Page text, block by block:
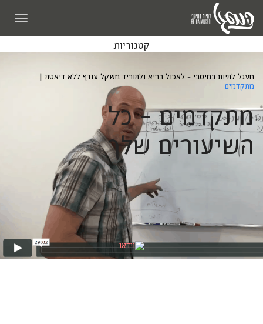
קטגוריות
מעגל להיות במיטבי - לאכול בריא ולהוריד משקל עודף ללא דיאטה |
מתקדמים
מתקדמים - כל
השיעורים שלך